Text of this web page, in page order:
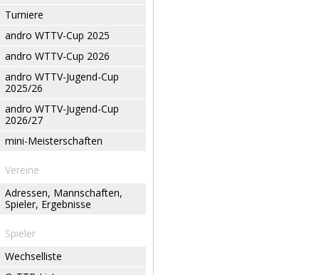
Turniere
andro WTTV-Cup 2025
andro WTTV-Cup 2026
andro WTTV-Jugend-Cup
2025/26
andro WTTV-Jugend-Cup
2026/27
mini-Meisterschaften
Vereine
Adressen, Mannschaften,
Spieler, Ergebnisse
Spieler
Wechselliste